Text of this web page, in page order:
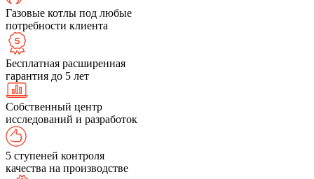
Газовые котлы под любые
потребности клиента
Бесплатная расширенная
гарантия до 5 лет
Собственный центр
исследований и разработок
5 ступеней контроля
качества на производстве